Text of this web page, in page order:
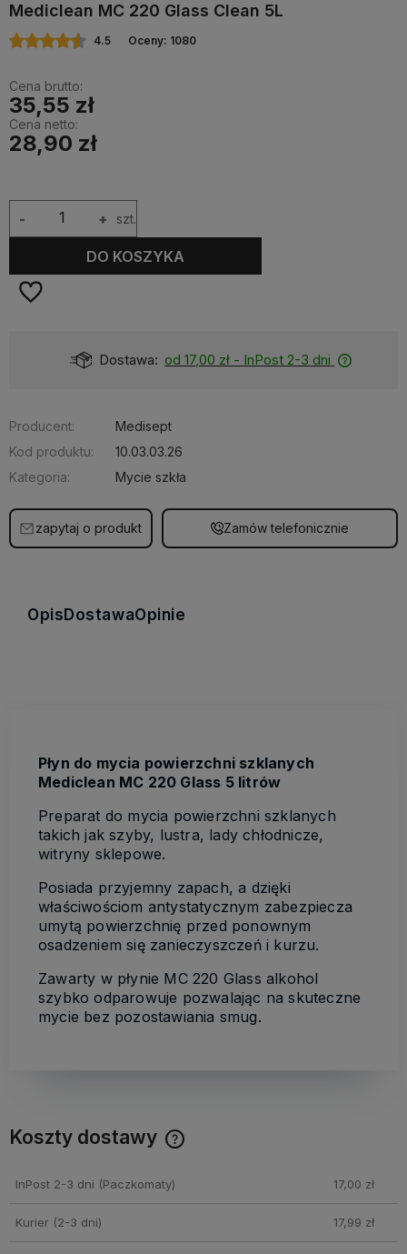
Mediclean MC 220 Glass Clean 5L
4.5 Oceny: 1080
Cena brutto:
35,55 zł
Cena netto:
28,90 zł
+
- szt.
DO KOSZYKA
- InPost 2-3 dni Dostępność:
Producent:
Medisept
Kod produktu:
10.03.03.26
Kategoria:
Mycie szkła
zapytaj o produkt Zamów telefonicznie
Opis DostawaOpinie
Płyn do mycia powierzchni szklanych
Mediclean MC 220 Glass 5 litrów
Preparat do mycia powierzchni szklanych
takich jak szyby, lustra, lady chłodnicze,
witryny sklepowe.
Posiada przyjemny zapach, a dzięki
właściwościom antystatycznym zabezpiecza
umytą powierzchnię przed ponownym
osadzeniem się zanieczyszczeń i kurzu.
Zawarty w płynie MC 220 Glass alkohol
szybko odparowuje pozwalając na skuteczne
mycie bez pozostawiania smug.
Koszty dostawy
InPost 2-3 dni (Paczkomaty) 17,00 zł
Kurier (2-3 dni) 17,99 zł